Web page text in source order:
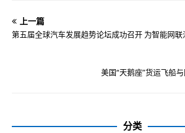
上一篇
第五届全球汽车发展趋势论坛成功召开 为智能网
美国“天鹅座”货运飞船
分类